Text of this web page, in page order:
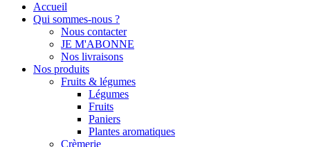
Accueil
Qui sommes-nous ?
Nous contacter
JE M'ABONNE
Nos livraisons
Nos produits
Fruits & légumes
Légumes
Fruits
Paniers
Plantes aromatiques
Crèmerie